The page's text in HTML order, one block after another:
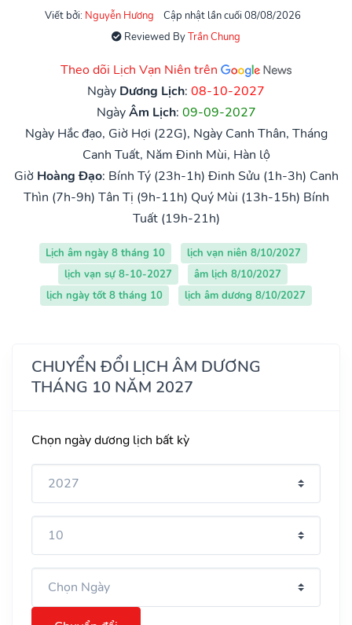
Viết bởi: Nguyễn Hương
Cập nhật lần cuối 08/08/2026
Reviewed ByTrần Chung
Theo dõi Lịch Vạn Niên trên
Ngày Dương Lịch: 08-10-2027
NgàyÂm Lịch: 09-09-2027
Ngày Hắc đạo, Giờ Hợi (22G), Ngày Canh Thân, Tháng
Canh Tuất, Năm Đinh Mùi, Hàn lộ
Giờ Hoàng Đạo: Bính Tý (23h-1h) Đinh Sửu (1h-3h) Canh
Thìn (7h-9h) Tân Tị (9h-11h) Quý Mùi (13h-15h) Bính
Tuất (19h-21h)
Lịch âm ngày 8 tháng 10
lịch vạn niên 8/10/2027
lịch vạn sự 8-10-2027
âm lịch 8/10/2027
lịch ngày tốt 8 tháng 10
lịch âm dương 8/10/2027
CHUYỂN ĐỔI LỊCH ÂM DƯƠNG
THÁNG 10 NĂM 2027
Chọn ngày dương lịch bất kỳ